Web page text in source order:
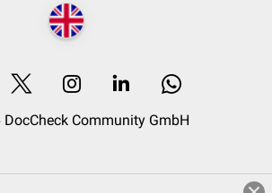
Community GmbH